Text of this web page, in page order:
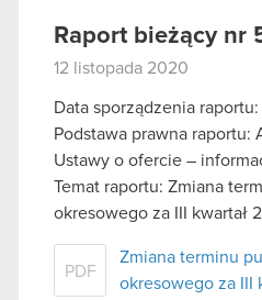
Raport bieżący nr
12 listopada 2020
Data sporządzenia
Podstawa prawna raportu:
Ustawy o ofercie –
Temat raportu: Zmiana
okresowego za III kwartał
PDF
Zmiana terminu
okresowego za III